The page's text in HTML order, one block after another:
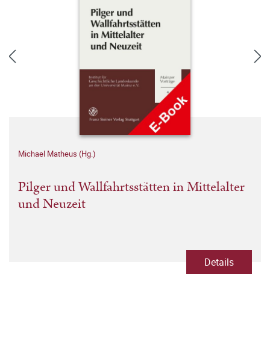
Michael Matheus (Hg.)
Pilger und Wallfahrtsstätten in Mittelalter
und Neuzeit
Details